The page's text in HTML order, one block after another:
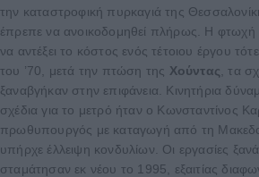
την καταστροφική πυρκαγιά της
έπρεπε να ανοικοδομηθεί πλήρως. Η
να αντέξει το κόστος ενός τέτοιου έργου
του ’70, μετά την πτώση της Χούντας , τα
ξαναβγήκαν στην επιφάνεια. Κινητήρια
σχέδια για το μετρό ήταν ο Κωνσταντίνος
πρωθυπουργός με καταγωγή από τη
υπήρχε έλλειψη κονδυλίων. Οι εργασίες
σταμάτησαν εκ νέου το 1995, εξαιτίας